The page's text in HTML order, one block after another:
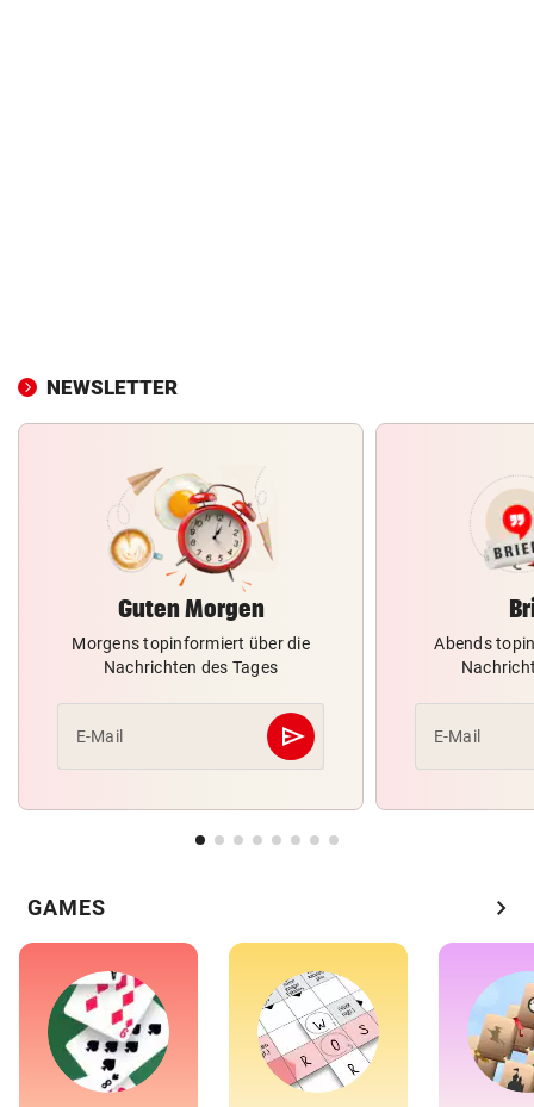
NEWSLETTER
Guten Morgen
Morgens topinformiert über die
Nachrichten des Tages
E-Mail send
Abschicken
Abends
E-Mail
GAMES chevron_right